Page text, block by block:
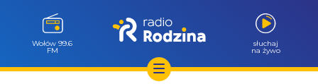
Wołów 99.6
FM
słuchaj
na żywo